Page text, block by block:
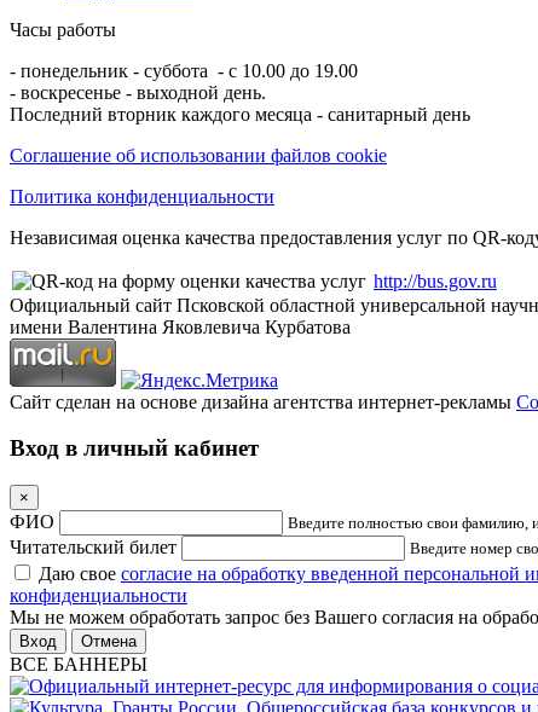
Часы работы
- понедельник - суббота - с 10.00 до 19.00
- воскресенье - выходной день.
Последний вторник каждого месяца - санитарный день
Соглашение об использовании файлов cookie
Политика конфиденциальности
Независимая оценка качества предоставления услуг по QR-
http://bus.gov.ru
Официальный сайт Псковской областной универсальной
имени Валентина Яковлевича Курбатова
Сайт сделан на основе дизайна агентства интернет-рекламы
Вход в личный кабинет
×
ФИО Введите полностью свои фамилию,
Читательский билет Введите номер
Даю свое согласие на обработку введенной персональной
конфиденциальности
Мы не можем обработать запрос без Вашего согласия на
Отмена
ВСЕ БАННЕРЫ